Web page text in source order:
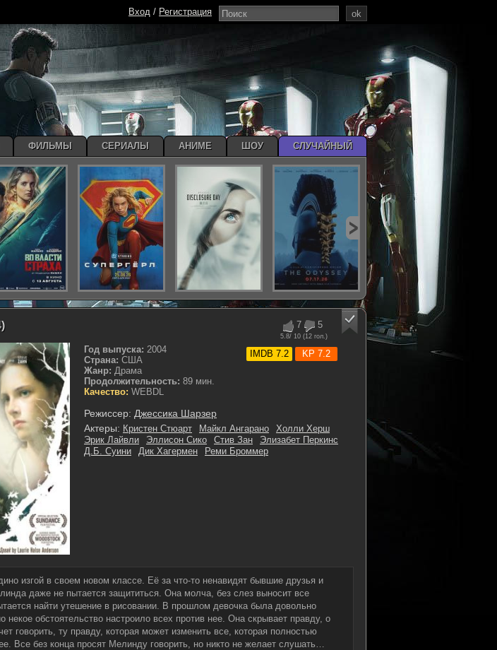
7 5
5.8/ 10 (12 гол.)
IMDB 7.2 KP 7.2
Год выпуска: 2004
Страна: США
Жанр: Драма
Продолжительность: 89 мин.
Качество: WEBDL
Режиссер: Джессика Шарзер
Актеры: Кристен Стюарт Майкл Ангарано
Холли Херш
Эрик Лайвли
Эллисон Сико Стив Зан
Элизабет Перкинс
Д.Б. Суини
Дик Хагермен Реми Броммер
изгой в своем новом классе. Её за что-то ненавидят бывшие друзья и
даже не пытается защититься. Она молча, без слез выносит все
найти утешение в рисовании. В прошлом девочка была довольно
некое обстоятельство настроило всех против нее. Она скрывает правду, о
говорить, ту правду, которая может изменить все, которая полностью
Все без конца просят Мелинду говорить, но никто не желает слушать…
ok
Вход / Регистрация
ФИЛЬМЫ СЕРИАЛЫ АНИМЕ ШОУ СЛУЧАЙНЫЙ